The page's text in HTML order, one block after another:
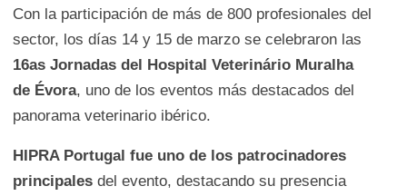
Con la participación de más de 800 profesionales del
sector, los días 14 y 15 de marzo se celebraron las
16as Jornadas del Hospital Veterinário Muralha
de Évora, uno de los eventos más destacados del
panorama veterinario ibérico.
HIPRA Portugal fue uno de los patrocinadores
principalesdel evento, destacando su presencia